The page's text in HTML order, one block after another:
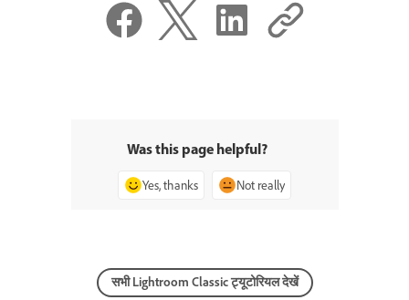
Was this page helpful?
Yes, thanks Not really
सभी Lightroom Classic ट्यूटोरियल देखें